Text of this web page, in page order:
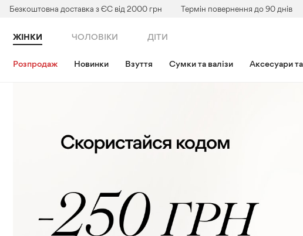
Безкоштовна доставка з ЄС від 2000 грн Термін повернення до 90 днів
ЖІНКИ ЧОЛОВІКИ ДІТИ
Розпродаж Новинки Взуття Сумки та валізи Аксесуари